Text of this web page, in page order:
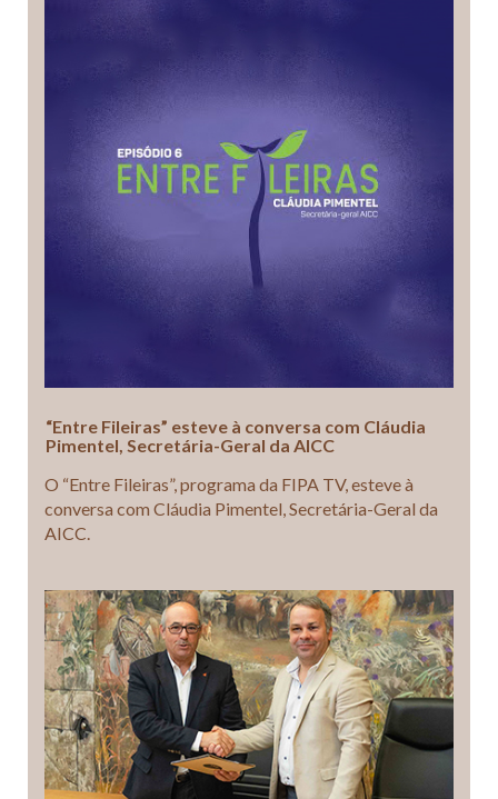
“Entre Fileiras” esteve à conversa com Cláudia
Pimentel, Secretária-Geral da AICC
O “Entre Fileiras”, programa da FIPA TV, esteve à
conversa com Cláudia Pimentel, Secretária-Geral da
AICC.